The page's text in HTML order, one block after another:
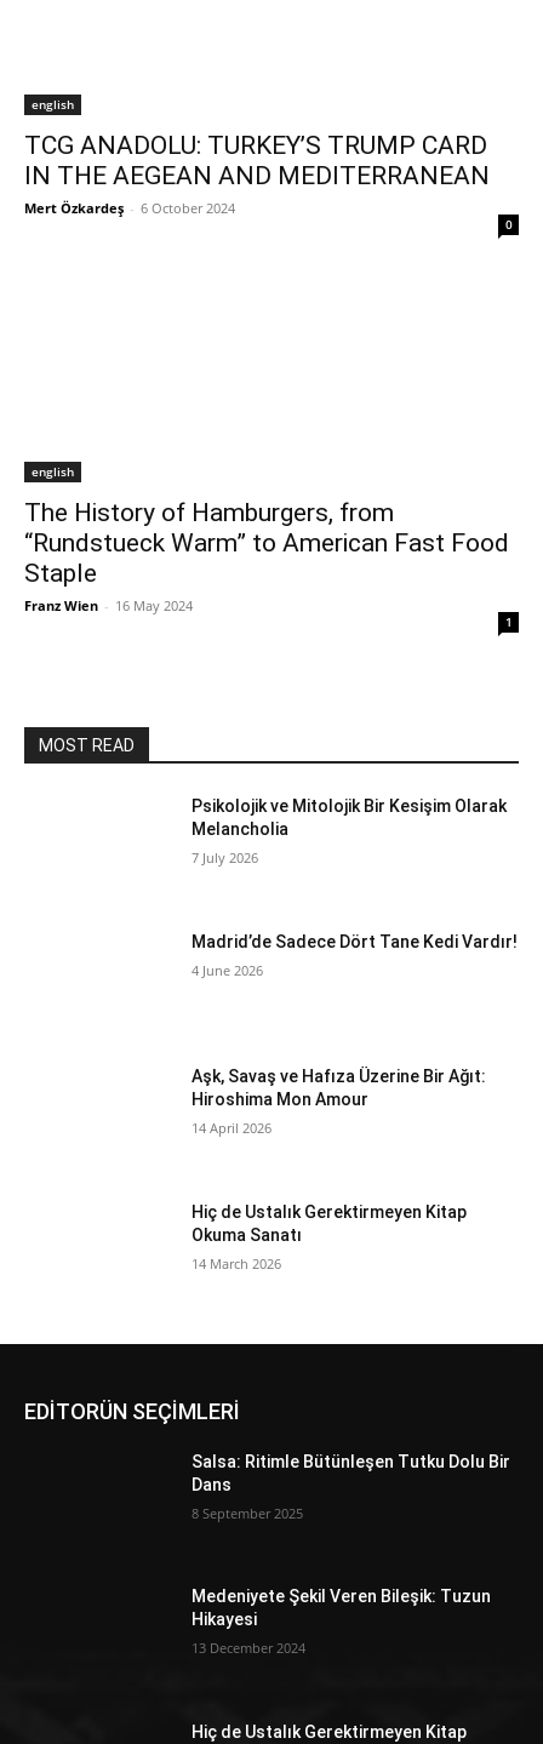
english
TCG ANADOLU: TURKEY’S TRUMP CARD
IN THE AEGEAN AND MEDITERRANEAN
Mert Özkardeş - 6 October 2024
0
english
The History of Hamburgers, from
“Rundstueck Warm” to American Fast Food
Staple
Franz Wien - 16 May 2024
1
MOST READ
Psikolojik ve Mitolojik Bir Kesişim Olarak
Melancholia
7 July 2026
Madrid’de Sadece Dört Tane Kedi Vardır!
4 June 2026
Aşk, Savaş ve Hafıza Üzerine Bir Ağıt:
Hiroshima Mon Amour
14 April 2026
Hiç de Ustalık Gerektirmeyen Kitap
Okuma Sanatı
14 March 2026
EDİTORÜN SEÇİMLERİ
Salsa: Ritimle Bütünleşen Tutku Dolu Bir
Dans
8 September 2025
Medeniyete Şekil Veren Bileşik: Tuzun
Hikayesi
13 December 2024
Hiç de Ustalık Gerektirmeyen Kitap